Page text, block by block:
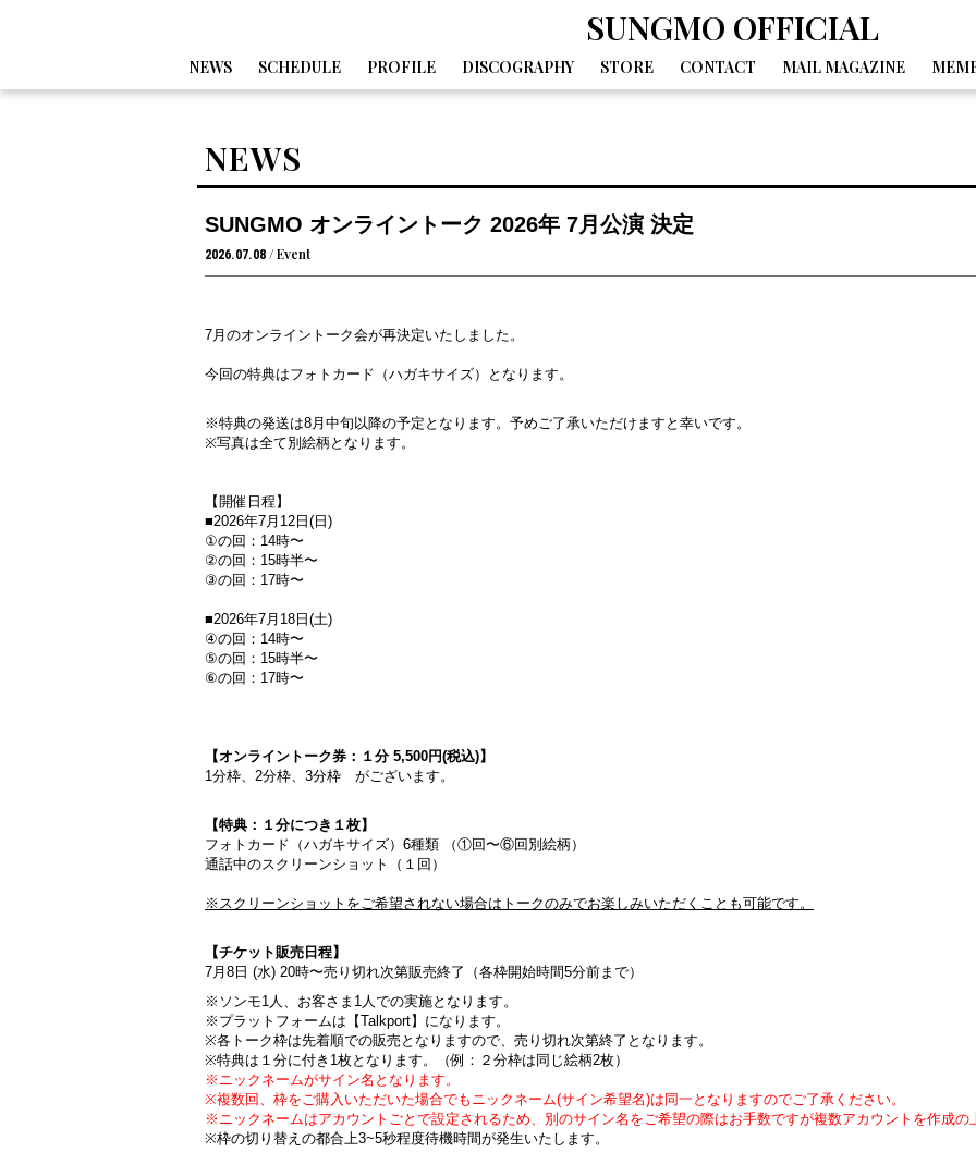
SUNGMO OFFICIAL
NEWS SCHEDULE PROFILE DISCOGRAPHY STORE CONTACT MAIL MAGAZINE
NEWS
SUNGMO オンライントーク 2026年 7月公演 決定
2026.07.08 Event
7月のオンライントーク会が再決定いたしました。
今回の特典はフォトカード（ハガキサイズ）となります。
※特典の発送は8月中旬以降の予定となります。予めご了承いただけますと幸いです。
※写真は全て別絵柄となります。
【開催日程】
■2026年7月12日(日)
①の回：14時〜
②の回：15時半〜
③の回：17時〜
■2026年7月18日(土)
④の回：14時〜
⑤の回：15時半〜
⑥の回：17時〜
【オンライントーク券：１分 5,500円(税込)】
1分枠、2分枠、3分枠 がございます。
【特典：１分につき１枚】
フォトカード（ハガキサイズ）6種類 （①回〜⑥回別絵柄）
通話中のスクリーンショット（１回）
※スクリーンショットをご希望されない場合はトークのみでお楽しみいただくことも可能です。
【チケット販売日程】
7月8日 (水) 20時〜売り切れ次第販売終了（各枠開始時間5分前まで）
※ソンモ1人、お客さま1人での実施となります。
※プラットフォームは【Talkport】になります。
※各トーク枠は先着順での販売となりますので、売り切れ次第終了となります。
※特典は１分に付き1枚となります。（例：２分枠は同じ絵柄2枚）
※ニックネームがサイン名となります。
※複数回、枠をご購入いただいた場合でもニックネーム(サイン希望名)は同一となりますのでご了承ください。
※ニックネームはアカウントごとで設定されるため、別のサイン名をご希望の際はお手数ですが複数アカウントを作成の
※枠の切り替えの都合上3~5秒程度待機時間が発生いたします。